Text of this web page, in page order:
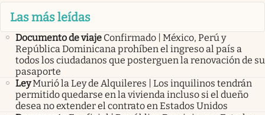
Las más leídas
Documento de viaje Confirmado | México, Perú y
República Dominicana prohíben el ingreso al país a
todos los ciudadanos que posterguen la renovación de su
pasaporte
LeyMurió la Ley de Alquileres | Los inquilinos tendrán
permitido quedarse en la vivienda incluso si el dueño
desea no extender el contrato en Estados Unidos